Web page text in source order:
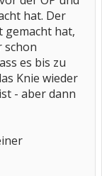
hat. Der
gemacht hat,
schon
es bis zu
Knie wieder
- aber dann